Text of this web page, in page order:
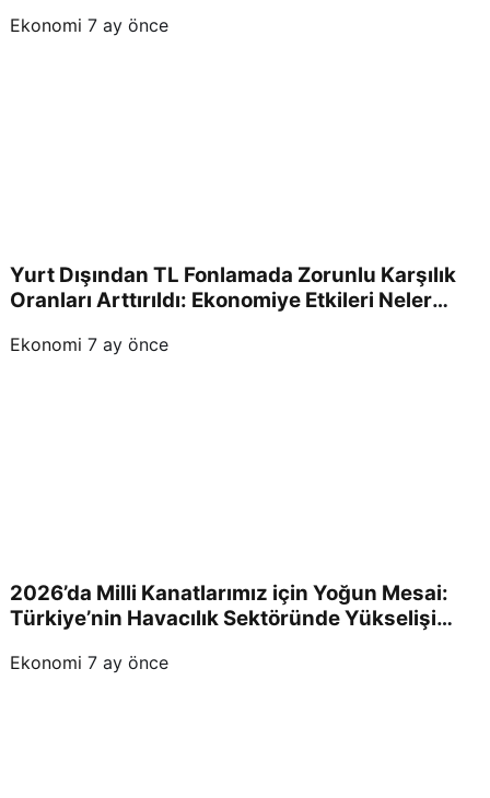
Ekonomi 7 ay önce
Yurt Dışından TL Fonlamada Zorunlu Karşılık
Oranları Arttırıldı: Ekonomiye Etkileri Neler
Ekonomi 7 ay önce
2026’da Milli Kanatlarımız için Yoğun Mesai:
Türkiye’nin Havacılık Sektöründe Yükselişi
Ekonomi 7 ay önce